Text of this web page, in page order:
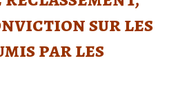
sur les
par les